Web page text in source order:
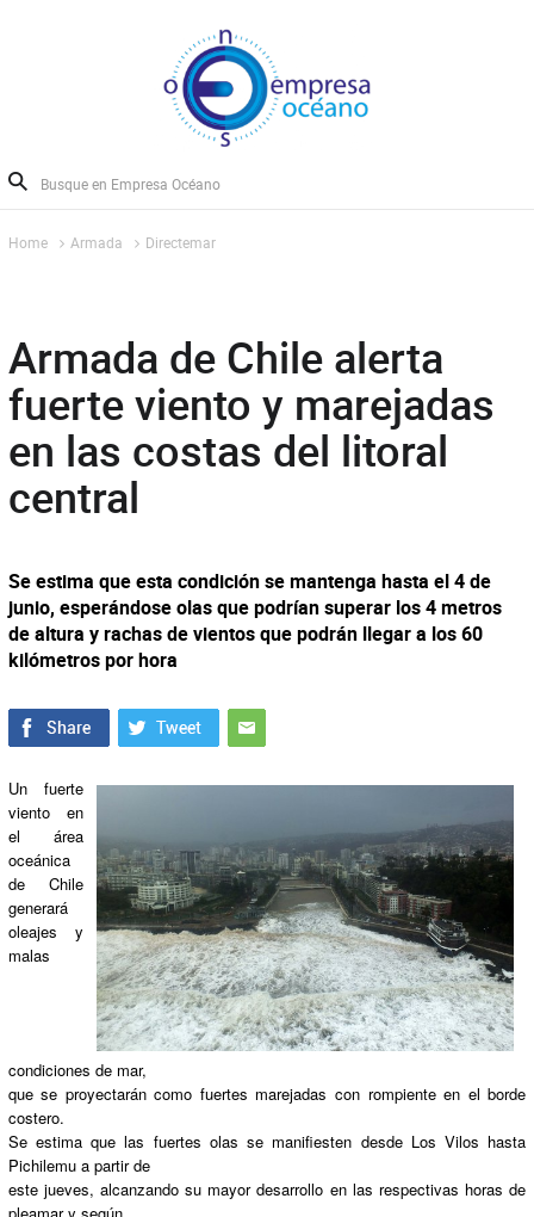
Home Armada Directemar
Armada de Chile alerta
fuerte viento y marejadas
en las costas del litoral
central
Se estima que esta condición se mantenga hasta el 4 de
junio, esperándose olas que podrían superar los 4 metros
de altura y rachas de vientos que podrán llegar a los 60
kilómetros por hora
Un fuerte
viento en
el área
oceánica
de Chile
generará
oleajes y
malas
condiciones de mar,
que se proyectarán como fuertes marejadas con rompiente en el borde
costero.
Se estima que las fuertes olas se manifiesten desde Los Vilos hasta
Pichilemu a partir de
este jueves, alcanzando su mayor desarrollo en las respectivas horas de